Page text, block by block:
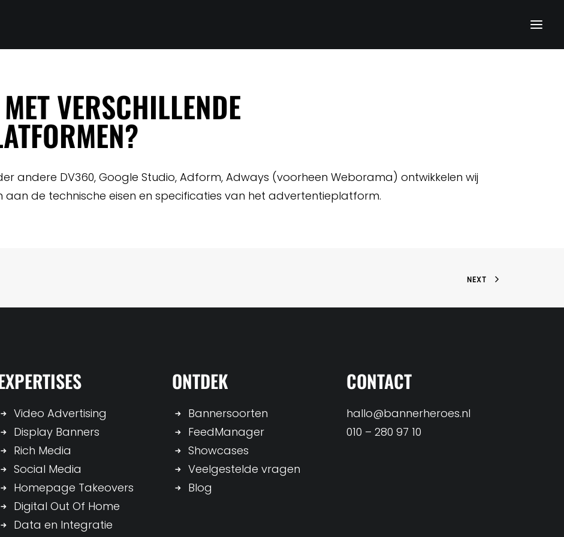
VERSCHILLENDE
andere DV360, Google Studio, Adform, Adways (voorheen Weborama) ontwikkelen wij
de technische eisen en specificaties van het advertentieplatform.
NEXT
Video Advertising
Display Banners
Rich Media
Social Media
Homepage Takeovers
Digital Out Of Home
Data en Integratie
ONTDEK
Bannersoorten
FeedManager
Showcases
Veelgestelde vragen
Blog
CONTACT
hallo@bannerheroes.nl
010 – 280 97 10